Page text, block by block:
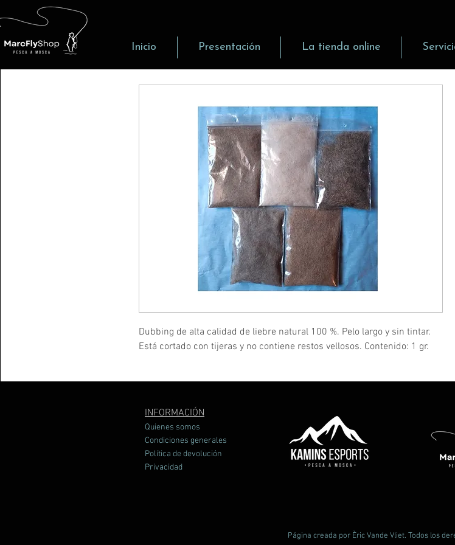
Inicio Presentación La tienda online
Dubbing de alta calidad de liebre natural 100 %. Pelo largo y sin tintar.
Está cortado con tijeras y no contiene restos vellosos. Contenido: 1 gr.
INFORMACIÓN
Quienes somos
Condiciones generales
Política de devolución
Privacidad
Página creada por Èric Vande Vliet. Todos los